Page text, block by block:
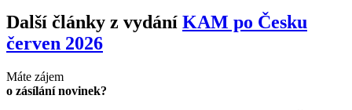
Další články z vydání KAM po Česku
červen 2026
Máte zájem
o zásílání novinek?